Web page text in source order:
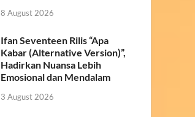
8 August 2026
Ifan Seventeen Rilis “Apa
Kabar (Alternative Version)”,
Hadirkan Nuansa Lebih
Emosional dan Mendalam
3 August 2026